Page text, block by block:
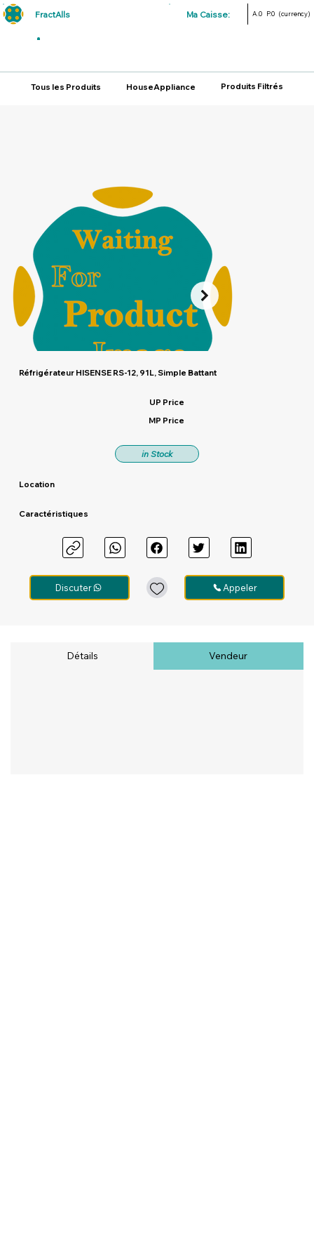
FractAlls Ma Caisse: A.0 P.0 (currency)
Tous les Produits HouseAppliance Produits Filtrés
Réfrigérateur HISENSE RS-12, 91L, Simple Battant
UP Price
MP Price
in Stock
Location
Caractéristiques
Discuter Appeler
Détails Vendeur